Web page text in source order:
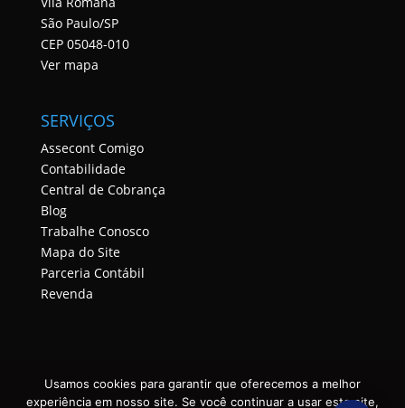
São Paulo/SP
CEP 05048-010
Ver mapa
SERVIÇOS
Assecont Comigo
Contabilidade
Central de Cobrança
Blog
Trabalhe Conosco
Mapa do Site
Parceria Contábil
Revenda
Usamos cookies para garantir que oferecemos a melhor
experiência em nosso site. Se você continuar a usar este site,